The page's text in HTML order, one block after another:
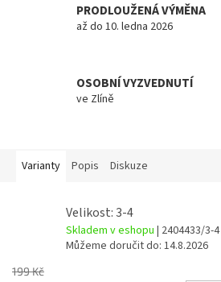
PRODLOUŽENÁ VÝMĚNA
až do 10. ledna 2026
OSOBNÍ VYZVEDNUTÍ
ve Zlíně
Varianty Popis Diskuze
Velikost: 3-4
Skladem v eshopu | 2404433/3-4
Můžeme doručit do: 14.8.2026
199 Kč